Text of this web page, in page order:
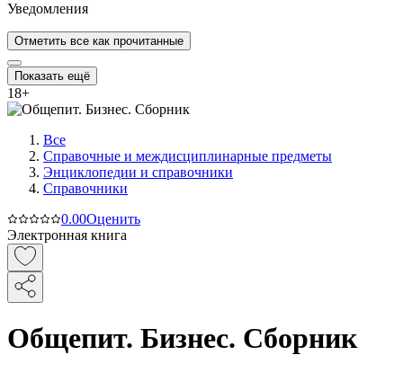
Уведомления
Отметить все как прочитанные
Показать ещё
18+
Все
Справочные и междисциплинарные предметы
Энциклопедии и справочники
Справочники
0.00Оценить
Электронная книга
Общепит. Бизнес. Сборник